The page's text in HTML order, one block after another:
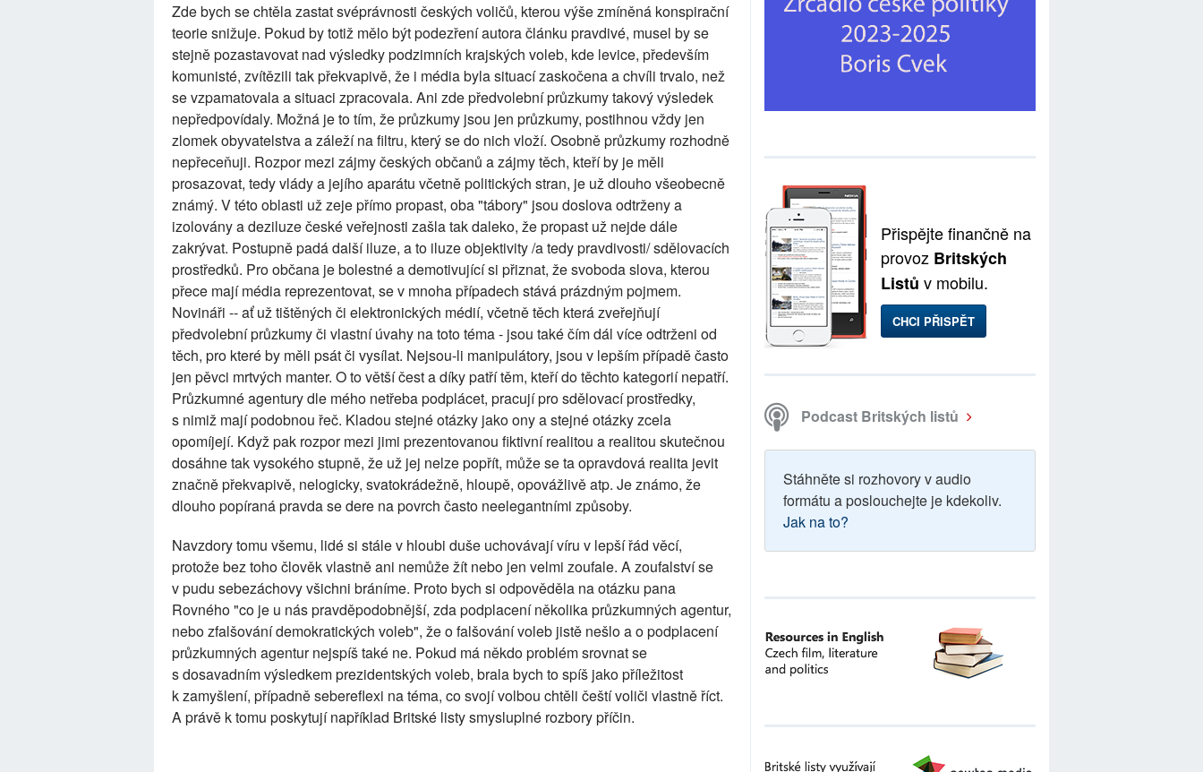
Zde bych se chtěla zastat svéprávnosti českých voličů, kterou výše zmíněná konspirační
teorie snižuje. Pokud by totiž mělo být podezření autora článku pravdivé, musel by se
stejně pozastavovat nad výsledky podzimních krajských voleb, kde levice, především
komunisté, zvítězili tak překvapivě, že i média byla situací zaskočena a chvíli trvalo, než
se vzpamatovala a situaci zpracovala. Ani zde předvolební průzkumy takový výsledek
nepředpovídaly. Možná je to tím, že průzkumy jsou jen průzkumy, postihnou vždy jen
zlomek obyvatelstva a záleží na filtru, který se do nich vloží. Osobně průzkumy rozhodně
nepřeceňuji. Rozpor mezi zájmy českých občanů a zájmy těch, kteří by je měli
prosazovat, tedy vlády a jejího aparátu včetně politických stran, je už dlouho všeobecně
známý. V této oblasti už zeje přímo propast, oba "tábory" jsou doslova odtrženy a
izolovány a deziluze české veřejnosti zašla tak daleko, že propast už nejde dále
zakrývat. Postupně padá další iluze, a to iluze objektivity /a tedy pravdivosti/ sdělovacích
prostředků. Pro občana je bolestné a demotivující si přiznat, že svoboda slova, kterou
přece mají média reprezentovat, se v mnoha případech stává prázdným pojmem.
Novináři -- ať už tištěných či elektronických médií, včetně těch která zveřejňují
předvolební průzkumy či vlastní úvahy na toto téma - jsou také čím dál více odtrženi od
těch, pro které by měli psát či vysílat. Nejsou-li manipulátory, jsou v lepším případě často
jen pěvci mrtvých manter. O to větší čest a díky patří těm, kteří do těchto kategorií nepatří.
Průzkumné agentury dle mého netřeba podplácet, pracují pro sdělovací prostředky,
s nimiž mají podobnou řeč. Kladou stejné otázky jako ony a stejné otázky zcela
opomíjejí. Když pak rozpor mezi jimi prezentovanou fiktivní realitou a realitou skutečnou
dosáhne tak vysokého stupně, že už jej nelze popřít, může se ta opravdová realita jevit
značně překvapivě, nelogicky, svatokrádežně, hloupě, opovážlivě atp. Je známo, že
dlouho popíraná pravda se dere na povrch často neelegantními způsoby.
Navzdory tomu všemu, lidé si stále v hloubi duše uchovávají víru v lepší řád věcí,
protože bez toho člověk vlastně ani nemůže žít nebo jen velmi zoufale. A zoufalství se
v pudu sebezáchovy všichni bráníme. Proto bych si odpověděla na otázku pana
Rovného "co je u nás pravděpodobnější, zda podplacení několika průzkumných agentur,
nebo zfalšování demokratických voleb", že o falšování voleb jistě nešlo a o podplacení
průzkumných agentur nejspíš také ne. Pokud má někdo problém srovnat se
s dosavadním výsledkem prezidentských voleb, brala bych to spíš jako příležitost
k zamyšlení, případně sebereflexi na téma, co svojí volbou chtěli čeští voliči vlastně říct.
A právě k tomu poskytují například Britské listy smysluplné rozbory příčin.
Přispějte finančně na
provoz Britských
Listů v mobilu.
CHCI PŘISPĚT
Podcast Britských listů
Stáhněte si rozhovory v audio
formátu a poslouchejte je kdekoliv.
Jak na to?